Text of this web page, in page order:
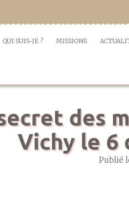
QUI SUIS-JE ? MISSIONS
des
Vichy le 6
Publié